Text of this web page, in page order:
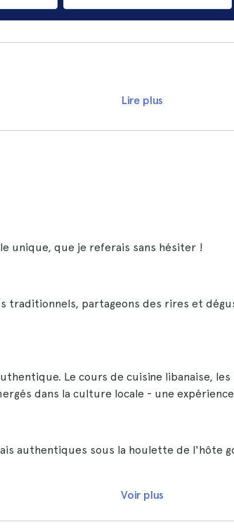
Lire plus
unique, que je referais sans hésiter !
traditionnels, partageons des rires et
Le cours de cuisine libanaise,
dans la culture locale - une
authentiques sous la houlette de l'hôte
Voir plus